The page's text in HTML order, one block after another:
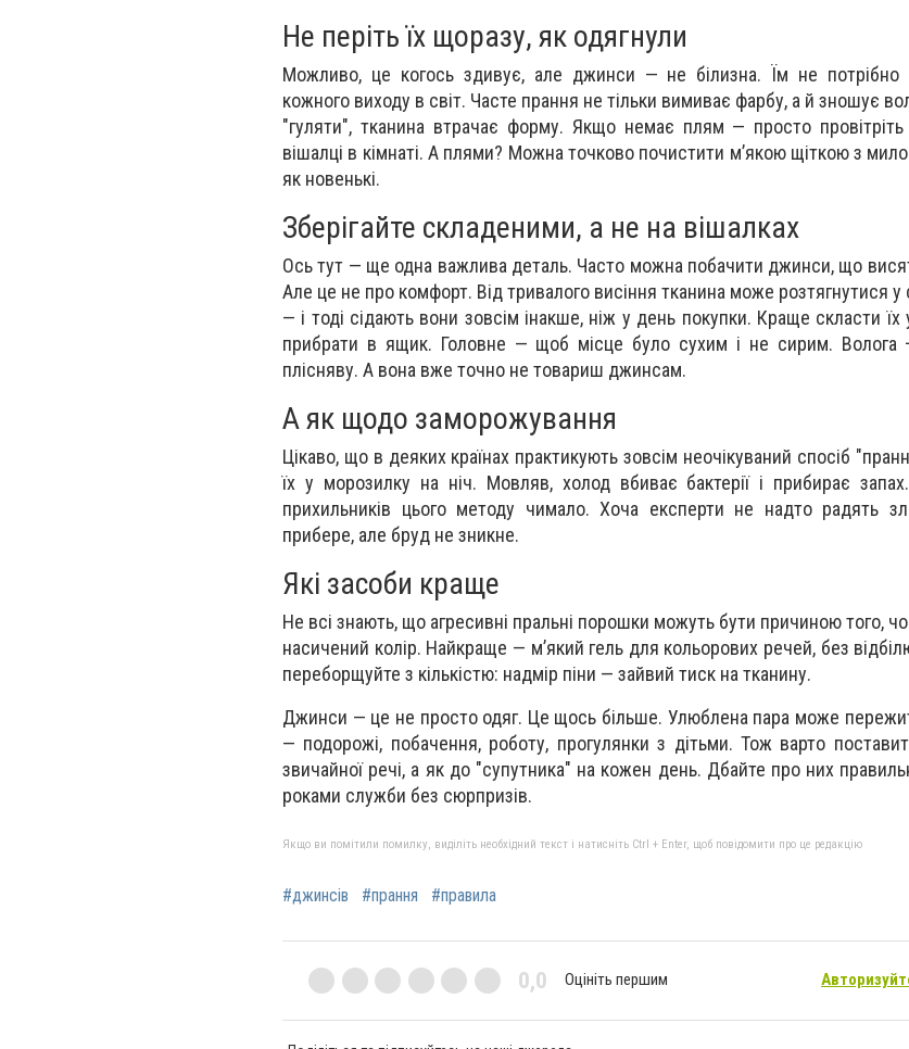
Не періть їх щоразу, як одягнули
Можливо, це когось здивує, але джинси — не білизна. Їм не потрібно
кожного виходу в світ. Часте прання не тільки вимиває фарбу, а й зношує
"гуляти", тканина втрачає форму. Якщо немає плям — просто провітріть
вішалці в кімнаті. А плями? Можна точково почистити м’якою щіткою з
як новенькі.
Зберігайте складеними, а не на вішалках
Ось тут — ще одна важлива деталь. Часто можна побачити джинси, що
Але це не про комфорт. Від тривалого висіння тканина може розтягнутися у
— і тоді сідають вони зовсім інакше, ніж у день покупки. Краще скласти їх
прибрати в ящик. Головне — щоб місце було сухим і не сирим.
плісняву. А вона вже точно не товариш джинсам.
А як щодо заморожування
Цікаво, що в деяких країнах практикують зовсім неочікуваний спосіб
їх у морозилку на ніч. Мовляв, холод вбиває бактерії і прибирає
прихильників цього методу чимало. Хоча експерти не надто радять
прибере, але бруд не зникне.
Які засоби краще
Не всі знають, що агресивні пральні порошки можуть бути причиною того,
насичений колір. Найкраще — м’який гель для кольорових речей, без
переборщуйте з кількістю: надмір піни — зайвий тиск на тканину.
Джинси — це не просто одяг. Це щось більше. Улюблена пара може
— подорожі, побачення, роботу, прогулянки з дітьми. Тож варто
звичайної речі, а як до "супутника" на кожен день. Дбайте про них
роками служби без сюрпризів.
Якщо ви помітили помилку, виділіть необхідний текст і натисніть Ctrl + Enter, щоб повідомити про це редакцію
#джинсів #прання #правила
0,0 Оцініть першим